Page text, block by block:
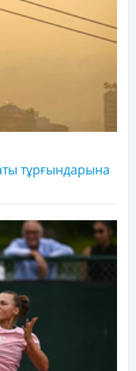
тұрғындарына